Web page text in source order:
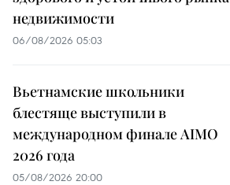
недвижимости
06/08/2026 05:03
Вьетнамские школьники
блестяще выступили в
международном финале AIMO
2026 года
05/08/2026 20:00